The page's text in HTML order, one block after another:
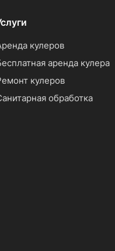
кулеров
аренда кулера
кулеров
обработка